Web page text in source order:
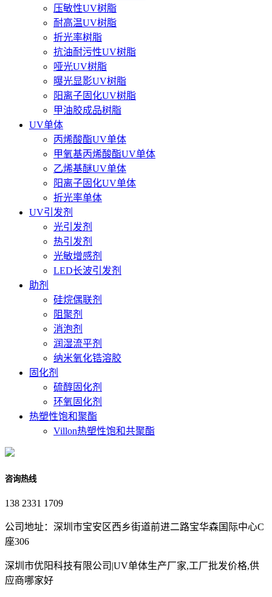
压敏性UV树脂
耐高温UV树脂
折光率树脂
抗油耐污性UV树脂
哑光UV树脂
曝光显影UV树脂
阳离子固化UV树脂
甲油胶成品树脂
UV单体
丙烯酸酯UV单体
甲氧基丙烯酸酯UV单体
乙烯基醚UV单体
阳离子固化UV单体
折光率单体
UV引发剂
光引发剂
热引发剂
光敏增感剂
LED长波引发剂
助剂
硅烷偶联剂
阻聚剂
消泡剂
润湿流平剂
纳米氧化锆溶胶
固化剂
硫醇固化剂
环氧固化剂
热塑性饱和聚酯
Villon热塑性饱和共聚酯
咨询热线
138 2331 1709
公司地址：深圳市宝安区西乡街道前进二路宝华森国际中心C
座306
深圳市优阳科技有限公司|UV单体生产厂家,工厂批发价格,供
应商哪家好